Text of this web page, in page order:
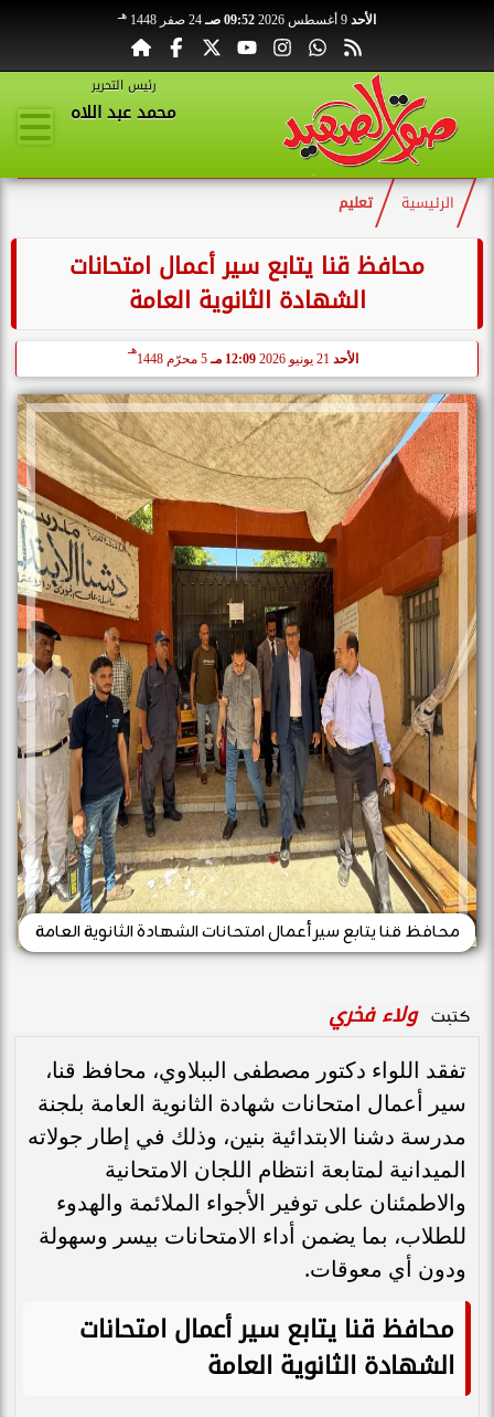
الأحد 09:52 صـ 24 صفر 1448 هـ
رئيس التحرير
محمد عبد اللاه
الرئيسية تعليم
محافظ قنا يتابع سير أعمال امتحانات
الشهادة الثانوية العامة
الأحد 12:09 مـ 5 محرّم 1448
هـ
محافظ قنا يتابع سير أعمال امتحانات الشهادة الثانوية العامة
كتبت ولاء فخري
تفقد اللواء دكتور مصطفى الببلاوي، محافظ قنا،
سير أعمال امتحانات شهادة الثانوية العامة بلجنة
مدرسة دشنا الابتدائية بنين، وذلك في إطار جولاته
الميدانية لمتابعة انتظام اللجان الامتحانية
والاطمئنان على توفير الأجواء الملائمة والهدوء
للطلاب، بما يضمن أداء الامتحانات بيسر وسهولة
ودون أي معوقات.
محافظ قنا يتابع سير أعمال امتحانات
الشهادة الثانوية العامة